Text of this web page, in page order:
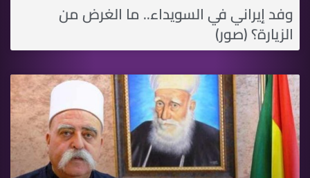
وفد إيراني في السويداء.. ما الغرض من
الزيارة؟ (صور)